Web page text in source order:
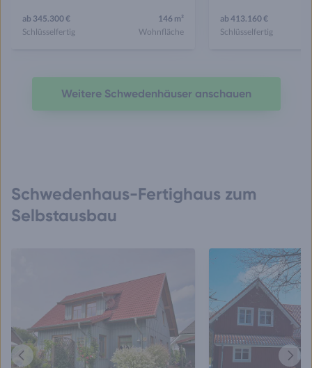
ab 345.300 €
Schlüsselfertig
146 m²
Wohnfläche
ab 413.160 €
Schlüsselfertig
Weitere Schwedenhäuser anschauen
Schwedenhaus-Fertighaus zum
Selbstausbau